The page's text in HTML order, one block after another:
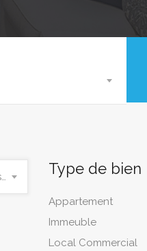
Du plus récent au plus ancien Type de bien
Appartement
Immeuble
Local Commercial